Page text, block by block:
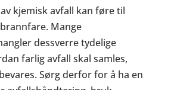
kjemisk avfall kan føre til
Mange
dessverre tydelige
farlig avfall skal samles,
Sørg derfor for å ha en